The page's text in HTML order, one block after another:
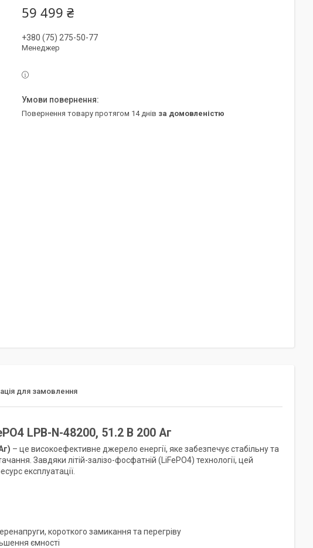
59 499 ₴
+380 (75) 275-50-77
Менеджер
повернення товару протягом 14 днів за домовленістю
для замовлення
LPB-N-48200, 51.2 В 200 Аг
– це високоефективне джерело енергії, яке забезпечує стабільну та
Завдяки літій-залізо-фосфатній (LiFePO4) технології, цей
експлуатації.
короткого замикання та перегріву
ємності